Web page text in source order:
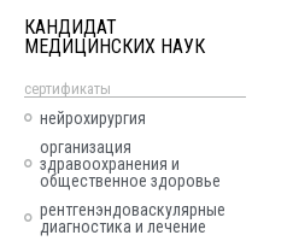
КАНДИДАТ
МЕДИЦИНСКИХ НАУК
cертификаты
нейрохирургия
организация
здравоохранения и
общественное здоровье
рентгенэндоваскулярные
диагностика и лечение